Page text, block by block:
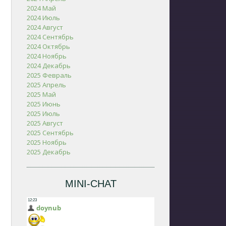
2024 Май
2024 Июль
2024 Август
2024 Сентябрь
2024 Октябрь
2024 Ноябрь
2024 Декабрь
2025 Февраль
2025 Апрель
2025 Май
2025 Июнь
2025 Июль
2025 Август
2025 Сентябрь
2025 Ноябрь
2025 Декабрь
MINI-CHAT